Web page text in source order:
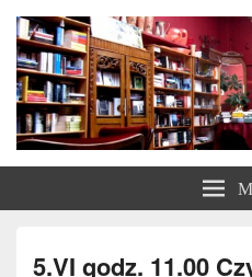
Księgarnia z
5.VI godz. 11.00